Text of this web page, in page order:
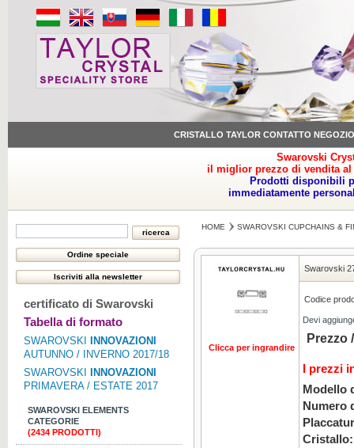
CRISTALLO TAYLOR CONTATTO NEGOZIO
Swarovski
il miglior prezzo di vendita
Prodotti disponibili
immediatamente
certificato di Swarovski
Tabella di formato
SWAROVSKI
INNOVAZIONI
AUTUNNO / INVERNO 2017/18
SWAROVSKI
INNOVAZIONI
PRIMAVERA / ESTATE 2017
SWAROVSKI ELEMENTS
CATEGORIE
(2434 PRODOTTI)
HOME SWAROVSKI CUPCHAINS &
Clicca per ingrandire
Swarovski
Codice
Devi
Prezzo
I prezzi
Modello
Numero
Cristallo: